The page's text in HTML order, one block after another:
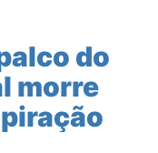
do
morre